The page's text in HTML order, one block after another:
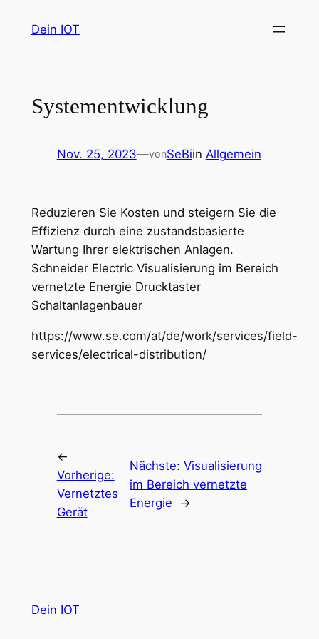
InhaltDein IOT
Systementwicklung
Nov. 25, 2023—vonSeBiin Allgemein
Reduzieren Sie Kosten und steigern Sie die
Effizienz durch eine zustandsbasierte
Wartung Ihrer elektrischen Anlagen.
Schneider Electric Visualisierung im Bereich
vernetzte Energie Drucktaster
Schaltanlagenbauer
https://www.se.com/at/de/work/services/field-
services/electrical-distribution/
←
Vorherige:
Vernetztes
Gerät
Nächste:Visualisierung
im Bereich vernetzte
Energie
→
Dein IOT